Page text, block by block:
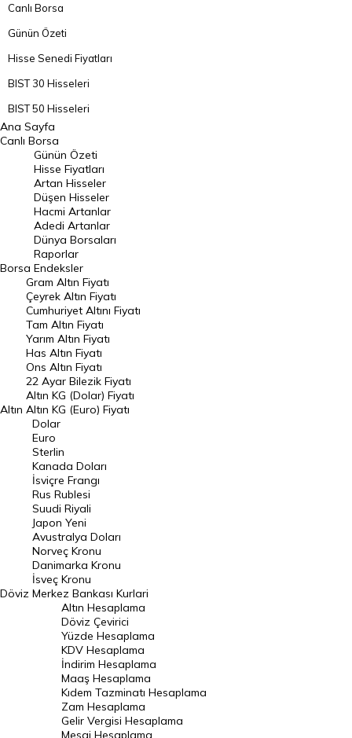
Canlı Borsa
Günün Özeti
Hisse Senedi Fiyatları
BIST 30 Hisseleri
BIST 50 Hisseleri
BIST 100 Hisseleri
En Çok Artan Hisseler
En Çok Düşen Hisseler
Hacmi Artanlar
Geçmiş Kapanışlar
Dünya Borsaları
Raporlar
Endeksler
DÖVİZ
Döviz Kuru
Dolar Kuru
Euro Kuru
Pound Kuru
Frank Kuru
Riyal Kuru
Avustralya Doları
Danimarka Kronu Kuru
Kanada Doları Kuru
Norveç Kronu Kuru
İsveç Kronu Kuru
Japon Yeni Kuru
Serbest Piyasa Döviz Kurları
Merkez Bankası Döviz Kurları
Ana Sayfa
Canlı Borsa
Borsa
Günün Özeti
Hisse Fiyatları
Artan Hisseler
Düşen Hisseler
Hacmi Artanlar
Adedi Artanlar
Dünya Borsaları
Raporlar
Endeksler
Altın
Gram Altın Fiyatı
Çeyrek Altın Fiyatı
Cumhuriyet Altını Fiyatı
Tam Altın Fiyatı
Yarım Altın Fiyatı
Has Altın Fiyatı
Ons Altın Fiyatı
22 Ayar Bilezik Fiyatı
Altın KG (Dolar) Fiyatı
Altın KG (Euro) Fiyatı
Döviz
Dolar
Euro
Sterlin
Kanada Doları
İsviçre Frangı
Rus Rublesi
Suudi Riyali
Japon Yeni
Avustralya Doları
Norveç Kronu
Danimarka Kronu
İsveç Kronu
Merkez Bankası Kurlari
Altın Hesaplama
Döviz Çevirici
Yüzde Hesaplama
KDV Hesaplama
İndirim Hesaplama
Maaş Hesaplama
Kıdem Tazminatı Hesaplama
Zam Hesaplama
Gelir Vergisi Hesaplama
Mesai Hesaplama